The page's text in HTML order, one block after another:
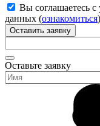
Вы соглашаетесь
данных (ознакомиться)
Оставить заявку
Оставьте заявку